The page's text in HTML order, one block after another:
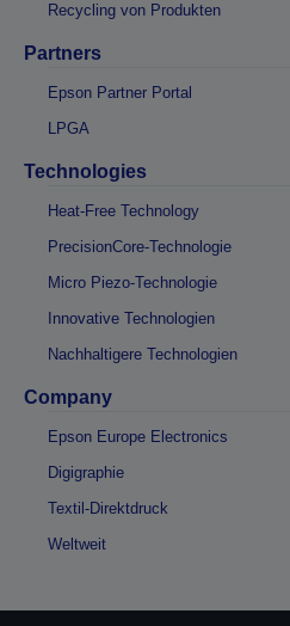
Recycling von Produkten
Partners
Epson Partner Portal
LPGA
Technologies
Heat-Free Technology
PrecisionCore-Technologie
Micro Piezo-Technologie
Innovative Technologien
Nachhaltigere Technologien
Company
Epson Europe Electronics
Digigraphie
Textil-Direktdruck
Weltweit